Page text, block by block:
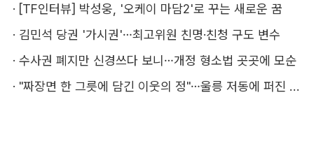
· [TF인터뷰] 박성웅, '오케이 마담2'로 꾸는 새로운 꿈
· 김민석 당권 '가시권'…최고위원 친명·친청 구도 변수
· 수사권 폐지만 신경쓰다 보니…개정 형소법 곳곳에 모순
·
"짜장면 한 그릇에 담긴 이웃의 정"…울릉 저동에 퍼진 따뜻한 나눔